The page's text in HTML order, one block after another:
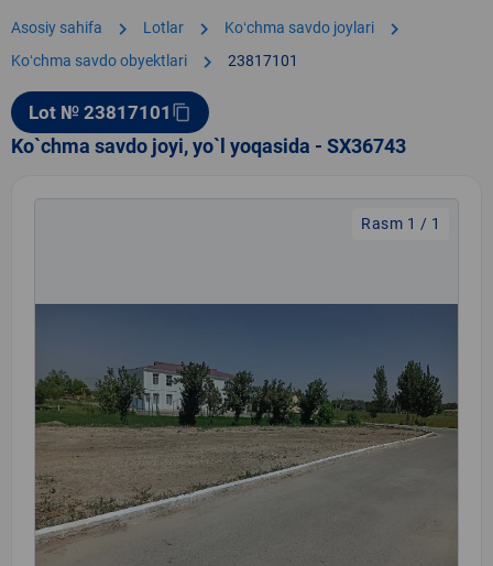
Asosiy sahifa chevron_right Lotlar chevron_right Koʻchma savdo joylari chevron_right
Koʻchma savdo obyektlari chevron_right 23817101
Lot № 23817101 content_copy
Ko`chma savdo joyi, yo`l yoqasida - SX36743
Rasm 1 / 1